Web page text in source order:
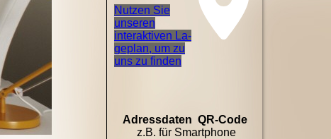
Nutzen Sie
unseren
interaktiven La­
ge­plan, um zu
uns zu finden
Adressdaten QR-Code
z.B. für Smartphone